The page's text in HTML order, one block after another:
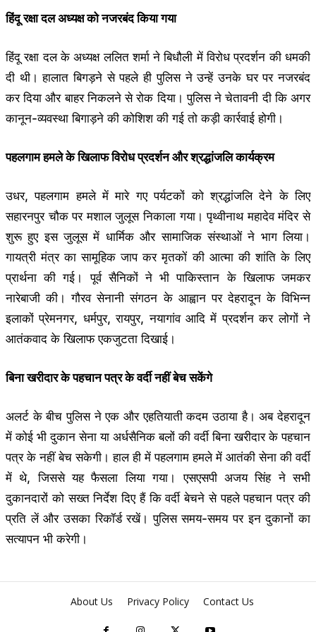
हिंदू रक्षा दल अध्यक्ष को नजरबंद किया गया
हिंदू रक्षा दल के अध्यक्ष ललित शर्मा ने बिधौली में विरोध प्रदर्शन की धमकी
दी थी। हालात बिगड़ने से पहले ही पुलिस ने उन्हें उनके घर पर नजरबंद
कर दिया और बाहर निकलने से रोक दिया। पुलिस ने चेतावनी दी कि अगर
कानून-व्यवस्था बिगाड़ने की कोशिश की गई तो कड़ी कार्रवाई होगी।
पहलगाम हमले के खिलाफ विरोध प्रदर्शन और श्रद्धांजलि कार्यक्रम
उधर, पहलगाम हमले में मारे गए पर्यटकों को श्रद्धांजलि देने के लिए
सहारनपुर चौक पर मशाल जुलूस निकाला गया। पृथ्वीनाथ महादेव मंदिर से
शुरू हुए इस जुलूस में धार्मिक और सामाजिक संस्थाओं ने भाग लिया।
गायत्री मंत्र का सामूहिक जाप कर मृतकों की आत्मा की शांति के लिए
प्रार्थना की गई। पूर्व सैनिकों ने भी पाकिस्तान के खिलाफ जमकर
नारेबाजी की। गौरव सेनानी संगठन के आह्वान पर देहरादून के विभिन्न
इलाकों प्रेमनगर, धर्मपुर, रायपुर, नयागांव आदि में प्रदर्शन कर लोगों ने
आतंकवाद के खिलाफ एकजुटता दिखाई।
बिना खरीदार के पहचान पत्र के वर्दी नहीं बेच सकेंगे
अलर्ट के बीच पुलिस ने एक और एहतियाती कदम उठाया है। अब देहरादून
में कोई भी दुकान सेना या अर्धसैनिक बलों की वर्दी बिना खरीदार के पहचान
पत्र के नहीं बेच सकेगी। हाल ही में पहलगाम हमले में आतंकी सेना की वर्दी
में थे, जिससे यह फैसला लिया गया। एसएसपी अजय सिंह ने सभी
दुकानदारों को सख्त निर्देश दिए हैं कि वर्दी बेचने से पहले पहचान पत्र की
प्रति लें और उसका रिकॉर्ड रखें। पुलिस समय-समय पर इन दुकानों का
सत्यापन भी करेगी।
About Us Privacy Policy Contact Us